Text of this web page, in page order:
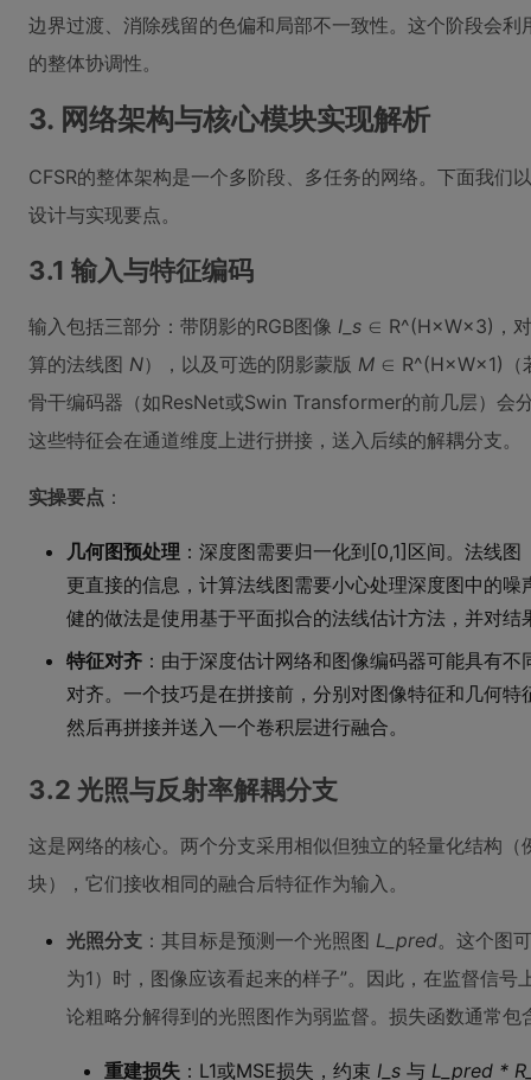
边界过渡、消除残留的色偏和局部不一致性。这个阶段会
的整体协调性。
3. 网络架构与核心模块实现解析
CFSR的整体架构是一个多阶段、多任务的网络。下面我们
设计与实现要点。
3.1 输入与特征编码
输入包括三部分：带阴影的RGB图像 I_s ∈ R^(H×W×3)，
算的法线图 N），以及可选的阴影蒙版 M ∈ R^(H×W×1)（
骨干编码器（如ResNet或Swin Transformer的前几层）会
这些特征会在通道维度上进行拼接，送入后续的解耦分支。
实操要点 ：
几何图预处理 ：深度图需要归一化到[0,1]区间。法线
更直接的信息，计算法线图需要小心处理深度图中的
健的做法是使用基于平面拟合的法线估计方法，并对结
特征对齐 ：由于深度估计网络和图像编码器可能具有
对齐。一个技巧是在拼接前，分别对图像特征和几何
然后再拼接并送入一个卷积层进行融合。
3.2 光照与反射率解耦分支
这是网络的核心。两个分支采用相似但独立的轻量化结构
块），它们接收相同的融合后特征作为输入。
光照分支 ：其目标是预测一个光照图 L_pred。这个图
为1）时，图像应该看起来的样子”。因此，在监督信
论粗略分解得到的光照图作为弱监督。损失函数通常包
重建损失 ：L1或MSE损失，约束 I_s 与 L_pred *